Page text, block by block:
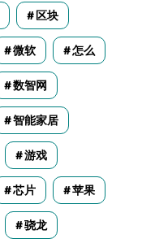
区块
微软 怎么
数智网
智能家居
游戏
芯片 苹果
骁龙